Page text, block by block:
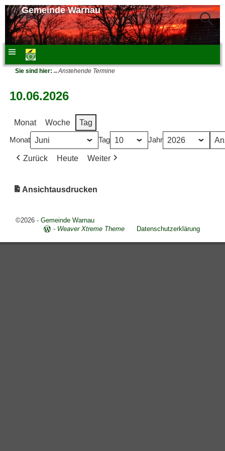
Gemeinde Warnau
Sie sind hier: →Anstehende Termine
10.06.2026
Monat Woche Tag
Monat Tag Jahr
Zurück Heute Weiter
Ansichtausdrucken
©2026 - Gemeinde Warnau
- Weaver Xtreme Theme Datenschutzerklärung